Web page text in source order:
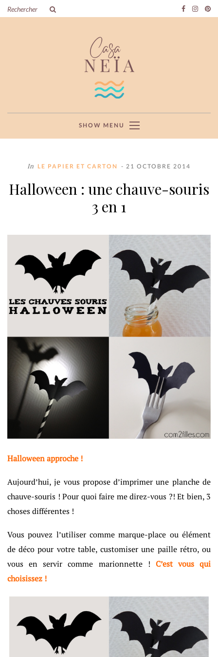
SHOW MENU
In LE PAPIER ET CARTON - 21 OCTOBRE 2014
Halloween : une chauve-souris
3 en 1
Halloween approche !
Aujourd’hui, je vous propose d’imprimer une planche de
chauve-souris ! Pour quoi faire me direz-vous ?! Et bien, 3
choses différentes !
Vous pouvez l’utiliser comme marque-place ou élément
de déco pour votre table, customiser une paille rétro, ou
vous en servir comme marionnette ! C’est vous qui
choisissez !